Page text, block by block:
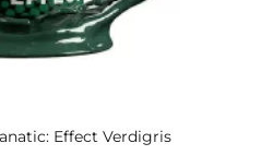
Effect Verdigris